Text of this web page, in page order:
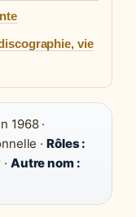
vie
1968 ·
·Rôles :
Autre nom :